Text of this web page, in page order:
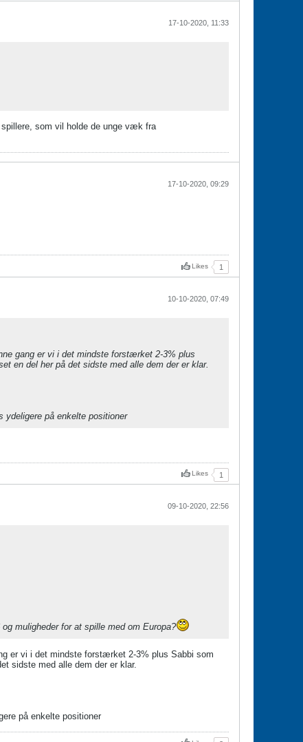
17-10-2020, 11:33
som vil holde de unge væk fra
17-10-2020, 09:29
Likes 1
10-10-2020, 07:49
gang er vi i det mindste forstærket 2-3% plus
en del her på det sidste med alle dem der er klar.
ydeligere på enkelte positioner
Likes 1
09-10-2020, 22:56
muligheder for at spille med om Europa?
er vi i det mindste forstærket 2-3% plus Sabbi som
sidste med alle dem der er klar.
på enkelte positioner